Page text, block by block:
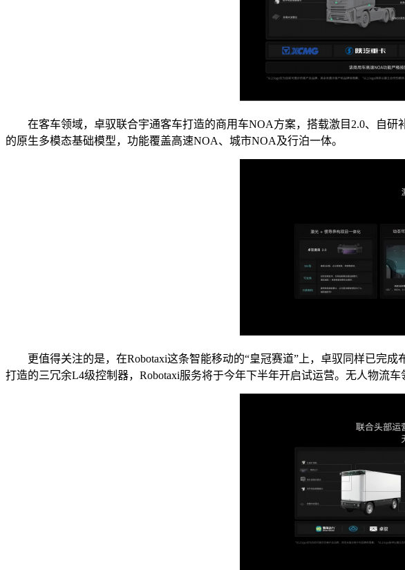
在客车领域，卓驭联合宇通客车打造的商用车NOA方案，搭载激目2.0、自
的原生多模态基础模型，功能覆盖高速NOA、城市NOA及行泊一体。
更值得关注的是，在Robotaxi这条智能移动的“皇冠赛道”上，卓驭同样已完
打造的三冗余L4级控制器，Robotaxi服务将于今年下半年开启试运营。无人物流